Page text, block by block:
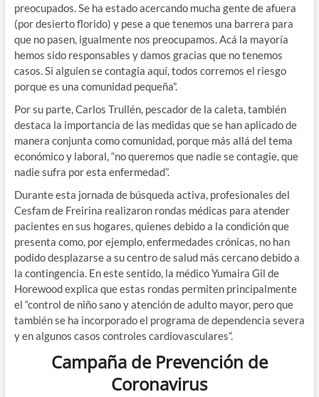
preocupados. Se ha estado acercando mucha gente de afuera
(por desierto florido) y pese a que tenemos una barrera para
que no pasen, igualmente nos preocupamos. Acá la mayoría
hemos sido responsables y damos gracias que no tenemos
casos. Si alguien se contagia aquí, todos corremos el riesgo
porque es una comunidad pequeña”.
Por su parte, Carlos Trullén, pescador de la caleta, también
destaca la importancia de las medidas que se han aplicado de
manera conjunta como comunidad, porque más allá del tema
económico y laboral, “no queremos que nadie se contagie, que
nadie sufra por esta enfermedad”.
Durante esta jornada de búsqueda activa, profesionales del
Cesfam de Freirina realizaron rondas médicas para atender
pacientes en sus hogares, quienes debido a la condición que
presenta como, por ejemplo, enfermedades crónicas, no han
podido desplazarse a su centro de salud más cercano debido a
la contingencia. En este sentido, la médico Yumaira Gil de
Horewood explica que estas rondas permiten principalmente
el “control de niño sano y atención de adulto mayor, pero que
también se ha incorporado el programa de dependencia severa
y en algunos casos controles cardiovasculares”.
Campaña de Prevención de
Coronavirus